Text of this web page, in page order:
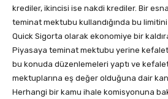
krediler, ikincisi ise nakdi krediler. Bir
teminat mektubu kullandığında bu
Quick Sigorta olarak ekonomiye bir
Piyasaya teminat mektubu yerine
bu konuda düzenlemeleri yaptı ve
mektuplarına eş değer olduğuna dair
Herhangi bir kamu ihale komisyonuna